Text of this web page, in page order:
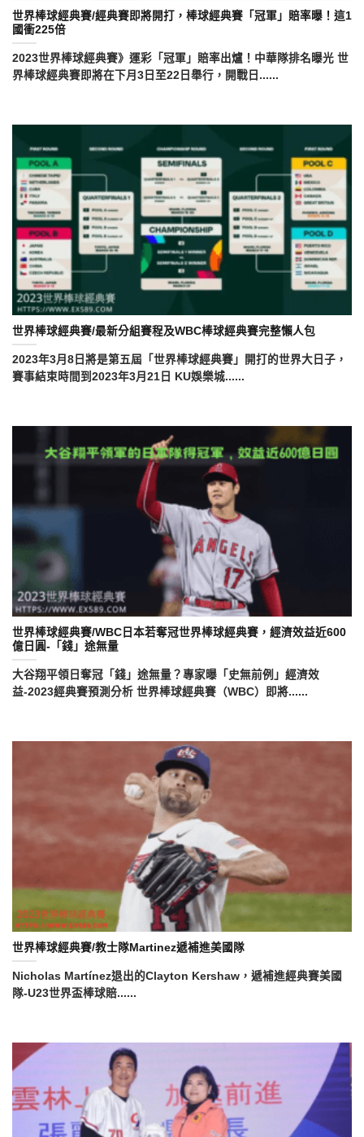
世界棒球經典賽/經典賽即將開打，棒球經典賽「冠軍」賠率曝！這1
國衝225倍
2023世界棒球經典賽》運彩「冠軍」賠率出爐！中華隊排名曝光 世
界棒球經典賽即將在下月3日至22日舉行，開戰日......
世界棒球經典賽/最新分組賽程及WBC棒球經典賽完整懶人包
2023年3月8日將是第五屆「世界棒球經典賽」開打的世界大日子，
賽事結束時間到2023年3月21日 KU娛樂城......
世界棒球經典賽/WBC日本若奪冠世界棒球經典賽，經濟效益近600
億日圓-「錢」途無量
大谷翔平領日奪冠「錢」途無量？專家曝「史無前例」經濟效
益-2023經典賽預測分析 世界棒球經典賽（WBC）即將......
世界棒球經典賽/教士隊Martinez遞補進美國隊
Nicholas Martínez退出的Clayton Kershaw，遞補進經典賽美國
隊-U23世界盃棒球賠......